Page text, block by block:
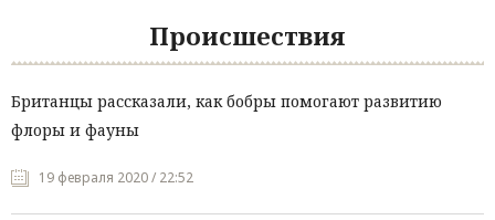
Происшествия
Британцы рассказали, как бобры помогают развитию
флоры и фауны
19 февраля 2020 / 22:52